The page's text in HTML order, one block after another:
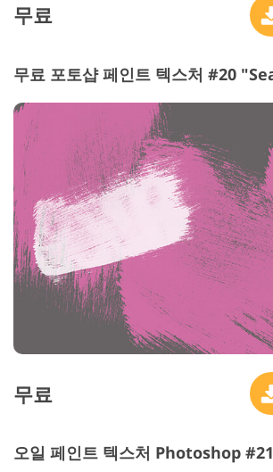
무료
무료 포토샵 페인트 텍스처 #20
무료
오일 페인트 텍스처 Photoshop